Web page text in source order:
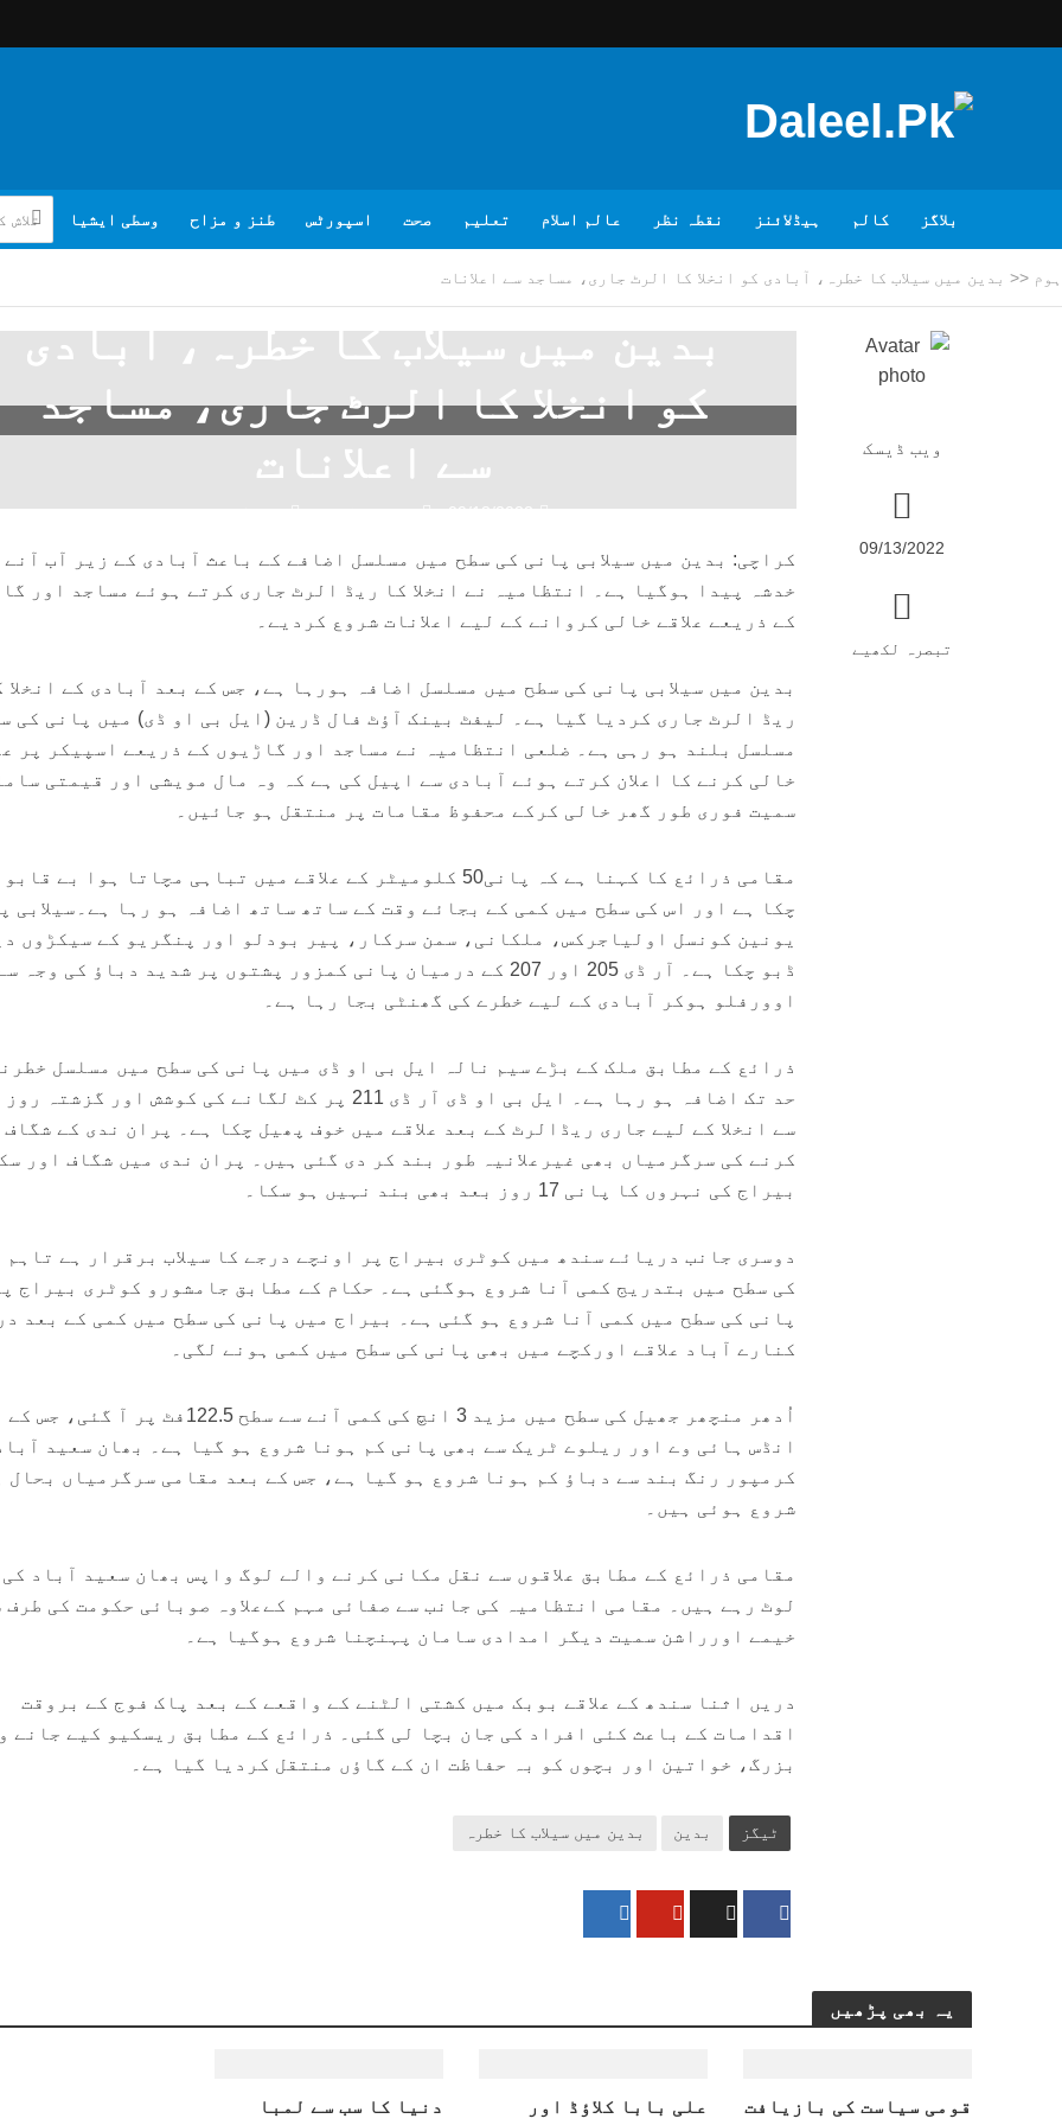
بلاگز کالم ہیڈلائنز نقطہ نظر عالم اسلام تعلیم صحت اسپورٹس طنز و مزاح وسطی ایشیا
ہوم << بدین میں سیلاب کا خطرہ، آبادی کو انخلا کا الرٹ جاری، مساجد سے اعلانات
ویب ڈیسک
09/13/2022
تبصرہ لکھیے
بدین میں سیلاب کا خطرہ، آبادی
کو انخلا کا الرٹ جاری، مساجد
سے اعلانات
09/13/2022 تبصرہ لکھیے ویب ڈیسک
کراچی: بدین میں سیلابی پانی کی سطح میں مسلسل اضافے کے باعث آبادی کے زیر آب آنے
خدشہ پیدا ہوگیا ہے۔ انتظامیہ نے انخلا کا ریڈ الرٹ جاری کرتے ہوئے مساجد اور
کے ذریعے علاقے خالی کروانے کے لیے اعلانات شروع کردیے۔
بدین میں سیلابی پانی کی سطح میں مسلسل اضافہ ہورہا ہے، جس کے بعد آبادی کے انخلا
ریڈ الرٹ جاری کردیا گیا ہے۔ لیفٹ بینک آؤٹ فال ڈرین (ایل بی او ڈی) میں پانی کی
مسلسل بلند ہو رہی ہے۔ ضلعی انتظامیہ نے مساجد اور گاڑیوں کے ذریعے اسپیکر پر
خالی کرنے کا اعلان کرتے ہوئے آبادی سے اپیل کی ہے کہ وہ مال مویشی اور قیمتی
سمیت فوری طور گھر خالی کرکے محفوظ مقامات پر منتقل ہو جائیں۔
مقامی ذرائع کا کہنا ہے کہ پانی50 کلومیٹر کے علاقے میں تباہی مچاتا ہوا بے
چکا ہے اور اس کی سطح میں کمی کے بجائے وقت کے ساتھ ساتھ اضافہ ہو رہا ہے۔سیلابی
یونین کونسل اولیاجرکس، ملکانی، سمن سرکار، پیر بودلو اور پنگریو کے سیکڑوں
ڈبو چکا ہے۔ آر ڈی 205 اور 207 کے درمیان پانی کمزور پشتوں پر شدید دباؤ کی وجہ
اوورفلو ہوکر آبادی کے لیے خطرے کی گھنٹی بجا رہا ہے۔
ذرائع کے مطابق ملک کے بڑے سیم نالہ ایل بی او ڈی میں پانی کی سطح میں مسلسل
حد تک اضافہ ہو رہا ہے۔ ایل بی او ڈی آر ڈی 211 پر کٹ لگانے کی کوشش اور
سے انخلا کے لیے جاری ریڈالرٹ کے بعد علاقے میں خوف پھیل چکا ہے۔ پران ندی کے شگاف
کرنے کی سرگرمیاں بھی غیرعلانیہ طور بند کر دی گئی ہیں۔ پران ندی میں شگاف اور
بیراج کی نہروں کا پانی 17 روز بعد بھی بند نہیں ہو سکا۔
دوسری جانب دریائے سندھ میں کوٹری بیراج پر اونچے درجے کا سیلاب برقرار ہے تاہم
کی سطح میں بتدریج کمی آنا شروع ہوگئی ہے۔ حکام کے مطابق جامشورو کوٹری بیراج
پانی کی سطح میں کمی آنا شروع ہو گئی ہے۔ بیراج میں پانی کی سطح میں کمی کے بعد
کنارے آباد علاقے اورکچے میں بھی پانی کی سطح میں کمی ہونے لگی۔
اُدھر منچھر جھیل کی سطح میں مزید 3 انچ کی کمی آنے سے سطح 122.5فٹ پر آ
انڈس ہائی وے اور ریلوے ٹریک سے بھی پانی کم ہونا شروع ہو گیا ہے۔ بھان سعید
کرمپور رنگ بند سے دباؤ کم ہونا شروع ہو گیا ہے، جس کے بعد مقامی سرگرمیاں بحال
شروع ہوئی ہیں۔
مقامی ذرائع کے مطابق علاقوں سے نقل مکانی کرنے والے لوگ واپس بھان سعید آباد
لوٹ رہے ہیں۔ مقامی انتظامیہ کی جانب سے صفائی مہم کےعلاوہ صوبائی حکومت کی طرف
خیمے اورراشن سمیت دیگر امدادی سامان پہنچنا شروع ہوگیا ہے۔
دریں اثنا سندھ کے علاقے بوبک میں کشتی الٹنے کے واقعے کے بعد پاک فوج کے بروقت
اقدامات کے باعث کئی افراد کی جان بچا لی گئی۔ ذرائع کے مطابق ریسکیو کیے جانے
بزرگ، خواتین اور بچوں کو بہ حفاظت ان کے گاؤں منتقل کردیا گیا ہے۔
ٹیگز بدین بدین میں سیلاب کا خطرہ
یہ بھی پڑھیں
قومی سیاست کی بازیافت
علی بابا کلاؤڈ اور
دنیا کا سب سے لمبا